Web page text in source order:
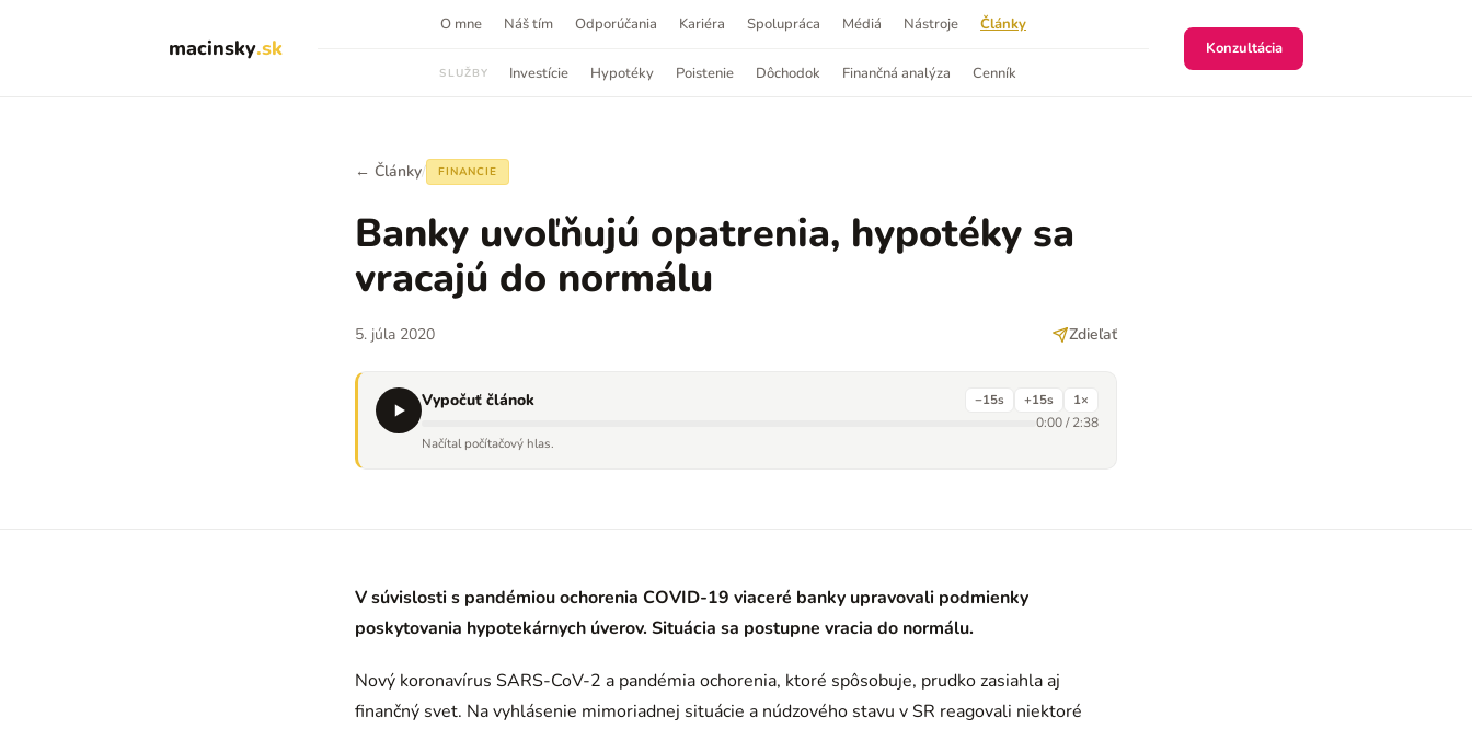
macinsky.sk
O mne Náš tím Odporúčania Kariéra Spolupráca Médiá Nástroje Články
SLUŽBY Investície Hypotéky Poistenie Dôchodok Finančná analýza Cenník
Konzultácia
← Články/ FINANCIE
Banky uvoľňujú opatrenia, hypotéky sa
vracajú do normálu
5. júla 2020 Zdieľať
Vypočuť článok −15s +15s 1×
0:00/2:38
Načítal počítačový hlas.
V súvislosti s pandémiou ochorenia COVID-19 viaceré banky upravovali podmienky
poskytovania hypotekárnych úverov. Situácia sa postupne vracia do normálu.
Nový koronavírus SARS-CoV-2 a pandémia ochorenia, ktoré spôsobuje, prudko zasiahla aj
finančný svet. Na vyhlásenie mimoriadnej situácie a núdzového stavu v SR reagovali niektoré